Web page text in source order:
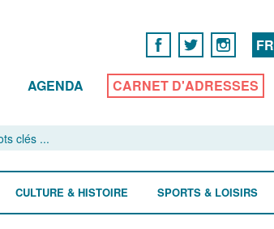
FR
AGENDA CARNET D'ADRESSES
CULTURE & HISTOIRE SPORTS & LOISIRS